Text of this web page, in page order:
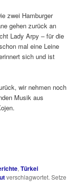
zwei Hamburger
gehen zurück an
Lady Arpy – für die
mal eine Leine
sich und ist
wir nehmen noch
Musik aus
,Türkei
verschlagwortet. Setze